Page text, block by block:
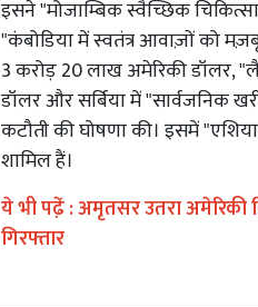
इसने "मोजाम्बिक स्वैच्छिक
"कंबोडिया में स्वतंत्र आवाज़ों को
3 करोड़ 20 लाख अमेरिकी डॉलर,
डॉलर और सर्बिया में "सार्वजनिक
कटौती की घोषणा की। इसमें
शामिल हैं।
ये भी पढे़ं :अमृतसर उतरा अमेरिकी
गिरफ्तार